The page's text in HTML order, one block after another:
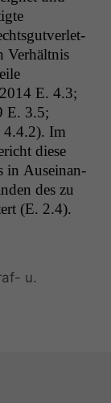
Ver­hält­nis
E. 4.3;
E. 3.5;
Im
diese
in Auseinan­
des zu
(E. 2.4).
u.